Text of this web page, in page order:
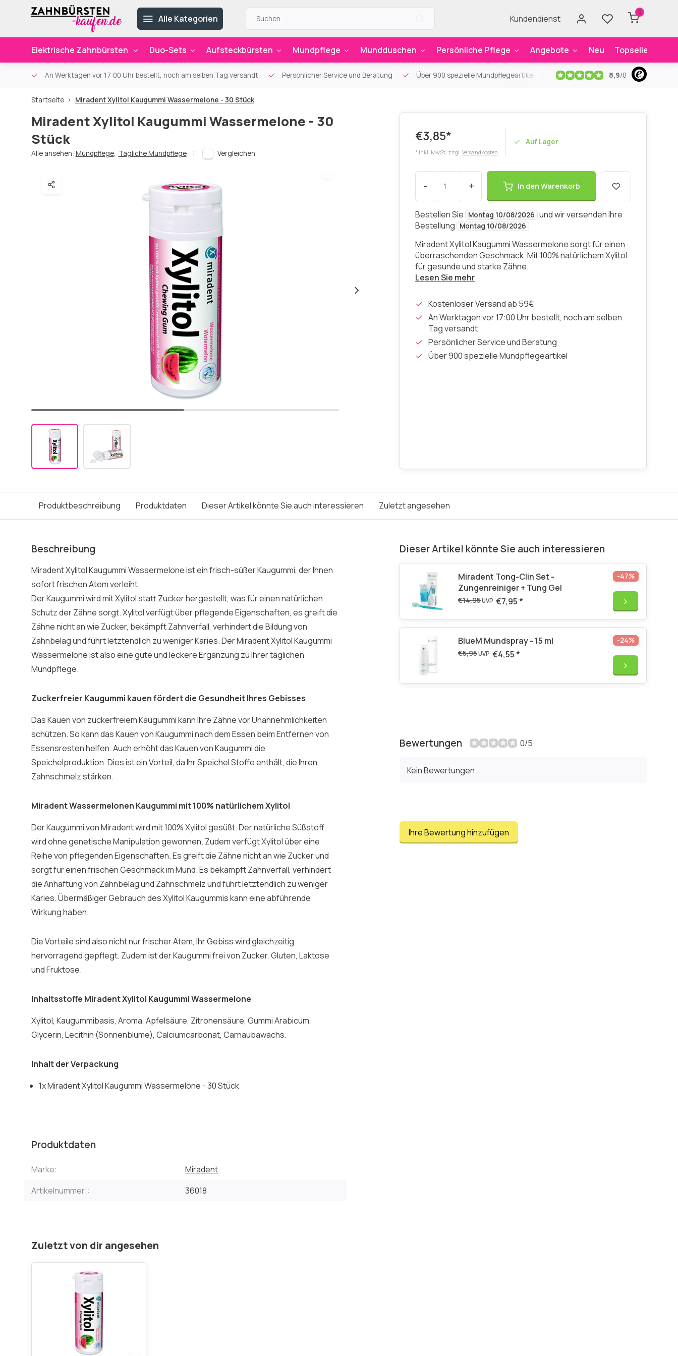
Alle Kategorien Kundendienst
0
Elektrische Zahnbürsten Duo-Sets Aufsteckbürsten Mundpflege Mundduschen Persönliche Pflege Angebote Neu Topseller
An Werktagen vor 17:00 Uhr bestellt, noch am selben Tag versandt Persönlicher Service und Beratung Über 900 spezielle Mundpflegeartikel Kostenloser Versandab 59€
8,9/0
Startseite Miradent Xylitol Kaugummi Wassermelone - 30 Stück
Miradent Xylitol Kaugummi Wassermelone - 30
Stück
Alle ansehen: Mundpflege, Tägliche Mundpflege Vergleichen
€3,85*
* Inkl. MwSt. zzgl. Versandkosten
Auf Lager
- + In den Warenkorb
Bestellen Sie Montag 10/08/2026 und wir versenden Ihre
Bestellung
Montag 10/08/2026
Miradent Xylitol Kaugummi Wassermelone sorgt für einen
überraschenden Geschmack. Mit 100% natürlichem Xylitol
für gesunde und starke Zähne.
Lesen Sie mehr
Kostenloser Versand ab 59€
An Werktagen vor 17:00 Uhr bestellt, noch am selben
Tag versandt
Persönlicher Service und Beratung
Über 900 spezielle Mundpflegeartikel
Produktbeschreibung Produktdaten Dieser Artikel könnte Sie auch interessieren Zuletzt angesehen
Beschreibung
Miradent Xylitol Kaugummi Wassermelone ist ein frisch-süßer Kaugummi, der Ihnen
sofort frischen Atem verleiht.
Der Kaugummi wird mit Xylitol statt Zucker hergestellt, was für einen natürlichen
Schutz der Zähne sorgt. Xylitol verfügt über pflegende Eigenschaften, es greift die
Zähne nicht an wie Zucker, bekämpft Zahnverfall, verhindert die Bildung von
Zahnbelag und führt letztendlich zu weniger Karies. Der Miradent Xylitol Kaugummi
Wassermelone ist also eine gute und leckere Ergänzung zu Ihrer täglichen
Mundpflege.
Zuckerfreier Kaugummi kauen fördert die Gesundheit Ihres Gebisses
Das Kauen von zuckerfreiem Kaugummi kann Ihre Zähne vor Unannehmlichkeiten
schützen. So kann das Kauen von Kaugummi nach dem Essen beim Entfernen von
Essensresten helfen. Auch erhöht das Kauen von Kaugummi die
Speichelproduktion. Dies ist ein Vorteil, da Ihr Speichel Stoffe enthält, die Ihren
Zahnschmelz stärken.
Miradent Wassermelonen Kaugummi mit 100% natürlichem Xylitol
Der Kaugummi von Miradent wird mit 100% Xylitol gesüßt. Der natürliche Süßstoff
wird ohne genetische Manipulation gewonnen. Zudem verfügt Xylitol über eine
Reihe von pflegenden Eigenschaften. Es greift die Zähne nicht an wie Zucker und
sorgt für einen frischen Geschmack im Mund. Es bekämpft Zahnverfall, verhindert
die Anhaftung von Zahnbelag und Zahnschmelz und führt letztendlich zu weniger
Karies. Übermäßiger Gebrauch des Xylitol Kaugummis kann eine abführende
Wirkung haben.
Die Vorteile sind also nicht nur frischer Atem, Ihr Gebiss wird gleichzeitig
hervorragend gepflegt. Zudem ist der Kaugummi frei von Zucker, Gluten, Laktose
und Fruktose.
Inhaltsstoffe Miradent Xylitol Kaugummi Wassermelone
Xylitol, Kaugummibasis, Aroma, Apfelsäure, Zitronensäure, Gummi Arabicum,
Glycerin, Lecithin (Sonnenblume), Calciumcarbonat, Carnaubawachs.
Inhalt der Verpackung
1x Miradent Xylitol Kaugummi Wassermelone - 30 Stück
Produktdaten
Marke:
Miradent
Artikelnummer::
36018
Dieser Artikel könnte Sie auch interessieren
Miradent Tong-Clin Set -
Zungenreiniger + Tung Gel
€14,95UVP €7,95 *
-47%
BlueM Mundspray - 15 ml
€5,95UVP €4,55 *
-24%
Bewertungen 0/5
Kein Bewertungen
Ihre Bewertung hinzufügen
Zuletzt von dir angesehen